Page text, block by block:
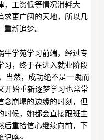
，工资低等情况消耗大
求更广阔的天地，所以几
新追梦。
牛学苑学习前端，经过专
习，终于在进入就业阶段
当然，成功绝不是一蹴而
开始重新逐梦学习也常常
念崩塌的边缘的时刻，但
时候，她都会直接跟班主
后重拾信心继续向前，下
记咯~